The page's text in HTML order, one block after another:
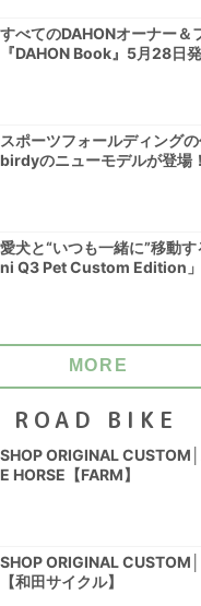
すべてのDAHONオーナー＆
『DAHON Book』5月28日
スポーツフォールディングの
birdyのニューモデルが登場！
愛犬と“いつも一緒に”移動
ni Q3 Pet Custom Edition」
MORE
ROAD BIKE
SHOP ORIGINAL
E HORSE【FARM】
SHOP ORIGINAL
【和田サイクル】